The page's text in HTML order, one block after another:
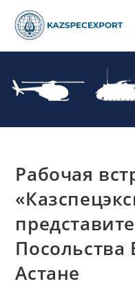
content
Рабочая
Посольства
Астане